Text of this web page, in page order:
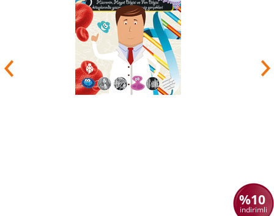
%10
indirimli